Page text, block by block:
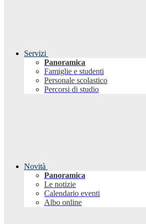
Servizi
Panoramica
Famiglie e studenti
Personale scolastico
Percorsi di studio
Novità
Panoramica
Le notizie
Calendario eventi
Albo online